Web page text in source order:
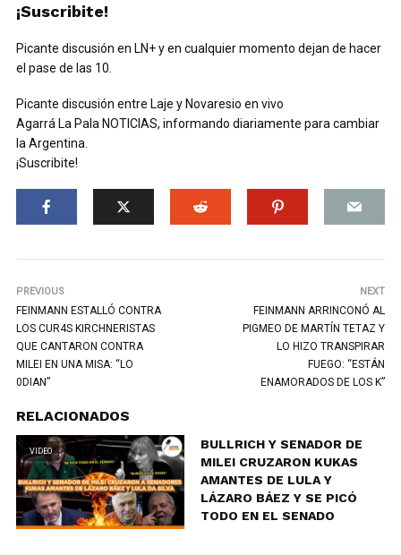
¡Suscribite!
Picante discusión en LN+ y en cualquier momento dejan de hacer
el pase de las 10.
Picante discusión entre Laje y Novaresio en vivo
Agarrá La Pala NOTICIAS, informando diariamente para cambiar
la Argentina.
¡Suscribite!
PREVIOUS
FEINMANN ESTALLÓ CONTRA
LOS CUR4S KIRCHNERISTAS
QUE CANTARON CONTRA
MILEI EN UNA MISA: “LO
0DIAN”
NEXT
FEINMANN ARRINCONÓ AL
PIGMEO DE MARTÍN TETAZ Y
LO HIZO TRANSPIRAR
FUEGO: “ESTÁN
ENAMORADOS DE LOS K”
RELACIONADOS
VIDEO
BULLRICH Y SENADOR DE
MILEI CRUZARON KUKAS
AMANTES DE LULA Y
LÁZARO BÁEZ Y SE PICÓ
TODO EN EL SENADO